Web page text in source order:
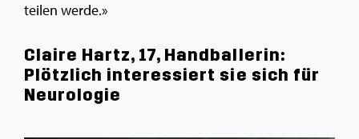
teilen werde.»
Claire Hartz, 17, Handballerin:
Plötzlich interessiert sie sich für
Neurologie